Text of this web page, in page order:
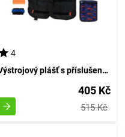
4
Výstrojový plášť s příslušenstvím pro zbraně NERF
405 Kč
515 Kč